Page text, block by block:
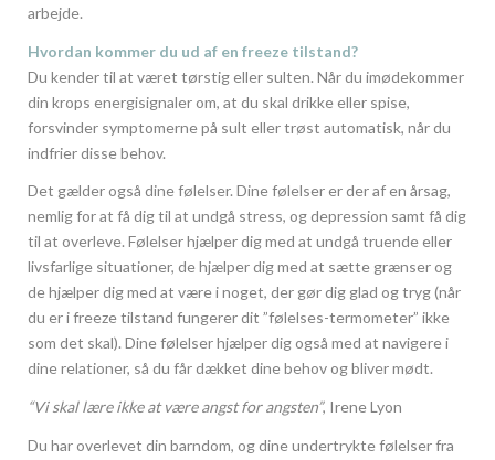
arbejde.
Hvordan kommer du ud af en freeze tilstand?
Du kender til at været tørstig eller sulten. Når du imødekommer
din krops energisignaler om, at du skal drikke eller spise,
forsvinder symptomerne på sult eller trøst automatisk, når du
indfrier disse behov.
Det gælder også dine følelser. Dine følelser er der af en årsag,
nemlig for at få dig til at undgå stress, og depression samt få dig
til at overleve. Følelser hjælper dig med at undgå truende eller
livsfarlige situationer, de hjælper dig med at sætte grænser og
de hjælper dig med at være i noget, der gør dig glad og tryg (når
du er i freeze tilstand fungerer dit ”følelses-termometer” ikke
som det skal). Dine følelser hjælper dig også med at navigere i
dine relationer, så du får dækket dine behov og bliver mødt.
“Vi skal lære ikke at være angst for angsten”, Irene Lyon
Du har overlevet din barndom, og dine undertrykte følelser fra